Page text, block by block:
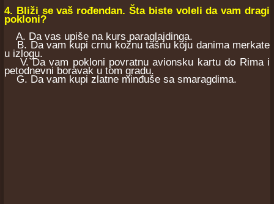
4. Bliži se vaš rođendan. Šta biste voleli da vam dragi
pokloni?
A. Da vas upiše na kurs paraglajdinga.
B. Da vam kupi crnu kožnu tašnu koju danima merkate
u izlogu.
V. Da vam pokloni povratnu avionsku kartu do Rima i
petodnevni boravak u tom gradu.
G. Da vam kupi zlatne minđuše sa smaragdima.